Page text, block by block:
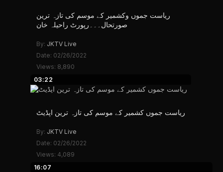
ریاست جموں وکشمیر کے موسم کی تازہ ترین
صورتحال۔۔۔رپورٹ راحیلہ خان
By: JKTV Live
Date: 02/26/2022
Views: 8,890
03:22
ریاست جموں کشمیر کے موسم کی تازہ ترین اپڈیٹ
By: JKTV Live
Date: 02/26/2022
Views: 4,089
16:07